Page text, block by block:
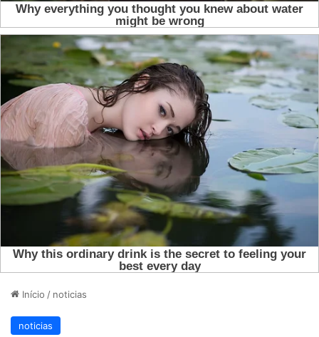
Início / noticias
noticias